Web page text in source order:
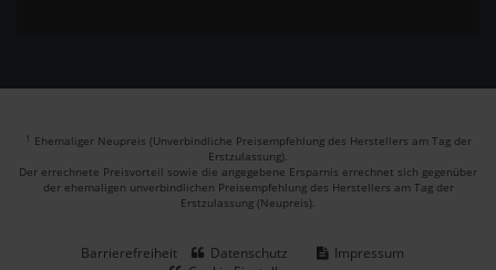
1 Ehemaliger Neupreis (Unverbindliche Preisempfehlung des Herstellers am Tag der
Erstzulassung).
Der errechnete Preisvorteil sowie die angegebene Ersparnis errechnet sich gegenüber
der ehemaligen unverbindlichen Preisempfehlung des Herstellers am Tag der
Erstzulassung (Neupreis).
Barrierefreiheit Datenschutz
Impressum